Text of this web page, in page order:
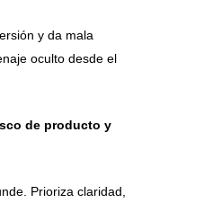
y da mala
oculto desde el
de producto y
Prioriza claridad,